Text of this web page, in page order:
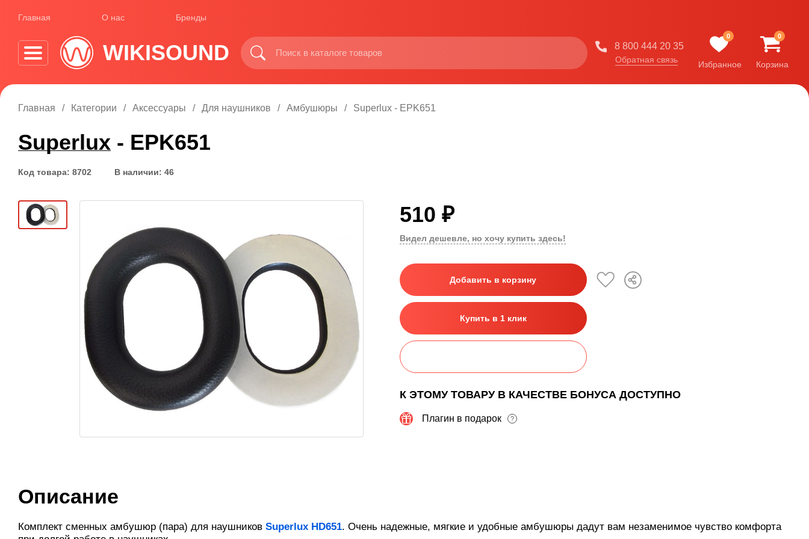
Главная О нас Бренды
WIKISOUND 8 800 444 20 35
Обратная связь
0
Избранное
0
Корзина
Главная Категории Аксессуары Для наушников Амбушюры Superlux - EPK651
Superlux - EPK651
Код товара: 8702 В наличии: 46
510 ₽
Видел дешевле, но хочу купить здесь!
Добавить в корзину
Купить в 1 клик
К ЭТОМУ ТОВАРУ В КАЧЕСТВЕ БОНУСА ДОСТУПНО
Плагин в подарок ?
Описание
Комплект сменных амбушюр (пара) для наушников Superlux HD651. Очень надежные, мягкие и удобные амбушюры дадут вам незаменимое чувство комфорта